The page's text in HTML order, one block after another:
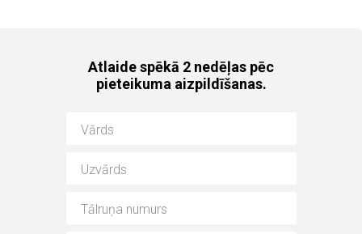
Atlaide spēkā 2 nedēļas pēc
pieteikuma aizpildīšanas.